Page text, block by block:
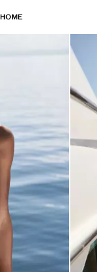
HOME